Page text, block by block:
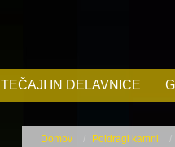
TEČAJI IN DELAVNICE
Domov Poldragi kamni